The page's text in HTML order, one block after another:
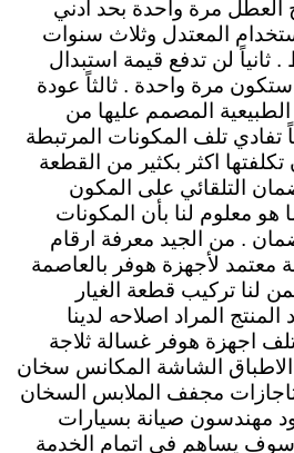
العطل مرة واحدة بحد ادني
المعتدل وثلاث سنوات
ثانياً لن تدفع قيمة استبدال
مرة واحدة . ثالثاً عودة
الطبيعية المصمم عليها من
تفادي تلف المكونات المرتبطة
اكثر بكثير من القطعة
التلقائي على المكون
هو معلوم لنا بأن المكونات
ضمان . من الجيد معرفة ارقام
معتمد لأجهزة هوفر بالعاصمة
لنا تركيب قطعة الغيار
المنتج المراد اصلاحه لدينا
اجهزة هوفر غسالة ثلاجة
الشاشة المكانس سخان
مجفف الملابس السخان
مهندسون صيانة بسيارات
سوف يساهم في اتمام الخدمة